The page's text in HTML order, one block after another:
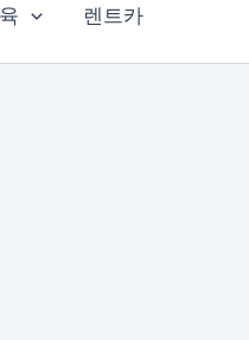
렌트카